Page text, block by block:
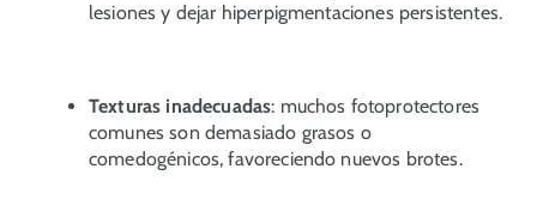
lesiones y dejar hiperpigmentaciones persistentes.
Texturas inadecuadas: muchos fotoprotectores
comunes son demasiado grasos o
comedogénicos, favoreciendo nuevos brotes.